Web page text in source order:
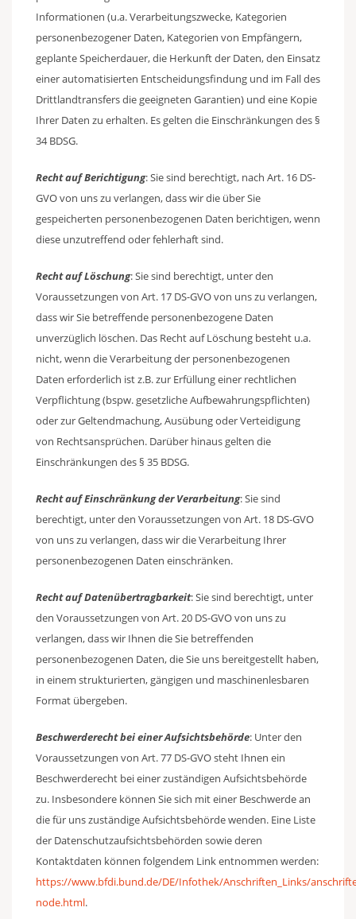
Informationen (u.a. Verarbeitungszwecke, Kategorien
personenbezogener Daten, Kategorien von Empfängern,
geplante Speicherdauer, die Herkunft der Daten, den Einsatz
einer automatisierten Entscheidungsfindung und im Fall des
Drittlandtransfers die geeigneten Garantien) und eine Kopie
Ihrer Daten zu erhalten. Es gelten die Einschränkungen des §
34 BDSG.
Recht auf Berichtigung: Sie sind berechtigt, nach Art. 16 DS-
GVO von uns zu verlangen, dass wir die über Sie
gespeicherten personenbezogenen Daten berichtigen, wenn
diese unzutreffend oder fehlerhaft sind.
Recht auf Löschung: Sie sind berechtigt, unter den
Voraussetzungen von Art. 17 DS-GVO von uns zu verlangen,
dass wir Sie betreffende personenbezogene Daten
unverzüglich löschen. Das Recht auf Löschung besteht u.a.
nicht, wenn die Verarbeitung der personenbezogenen
Daten erforderlich ist z.B. zur Erfüllung einer rechtlichen
Verpflichtung (bspw. gesetzliche Aufbewahrungspflichten)
oder zur Geltendmachung, Ausübung oder Verteidigung
von Rechtsansprüchen. Darüber hinaus gelten die
Einschränkungen des § 35 BDSG.
Recht auf Einschränkung der Verarbeitung: Sie sind
berechtigt, unter den Voraussetzungen von Art. 18 DS-GVO
von uns zu verlangen, dass wir die Verarbeitung Ihrer
personenbezogenen Daten einschränken.
Recht auf Datenübertragbarkeit: Sie sind berechtigt, unter
den Voraussetzungen von Art. 20 DS-GVO von uns zu
verlangen, dass wir Ihnen die Sie betreffenden
personenbezogenen Daten, die Sie uns bereitgestellt haben,
in einem strukturierten, gängigen und maschinenlesbaren
Format übergeben.
Beschwerderecht bei einer Aufsichtsbehörde: Unter den
Voraussetzungen von Art. 77 DS-GVO steht Ihnen ein
Beschwerderecht bei einer zuständigen Aufsichtsbehörde
zu. Insbesondere können Sie sich mit einer Beschwerde an
die für uns zuständige Aufsichtsbehörde wenden. Eine Liste
der Datenschutzaufsichtsbehörden sowie deren
Kontaktdaten können folgendem Link entnommen werden:
https://www.bfdi.bund.de/DE/Infothek/Anschriften_Links/
node.html.